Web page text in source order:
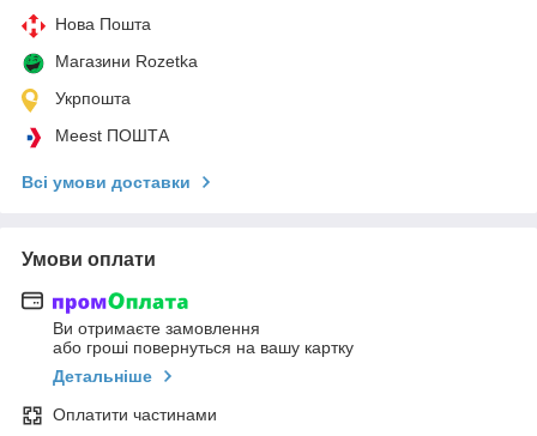
Нова Пошта
Магазини Rozetka
Укрпошта
Meest ПОШТА
Всі умови доставки
Умови оплати
Ви отримаєте замовлення
або гроші повернуться на вашу картку
Детальніше
Оплатити частинами